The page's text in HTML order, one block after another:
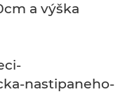
a výška
nastipaneho-